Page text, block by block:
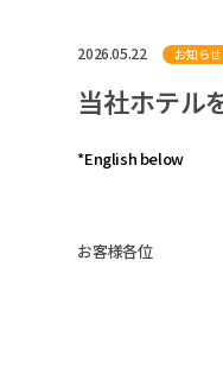
2026.05.22 お知らせ
当社ホテル
*English below
お客様各位